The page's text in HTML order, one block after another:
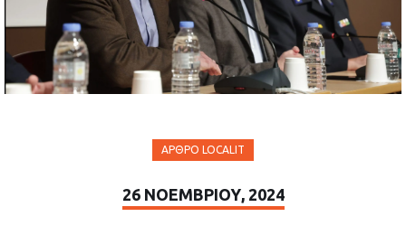
ΆΡΘΡΟ LOCALIT
26 ΝΟΕΜΒΡΊΟΥ, 2024